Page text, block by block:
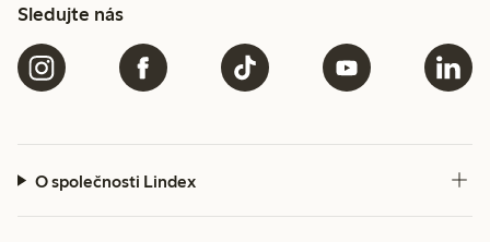
Sledujte nás
O společnosti Lindex